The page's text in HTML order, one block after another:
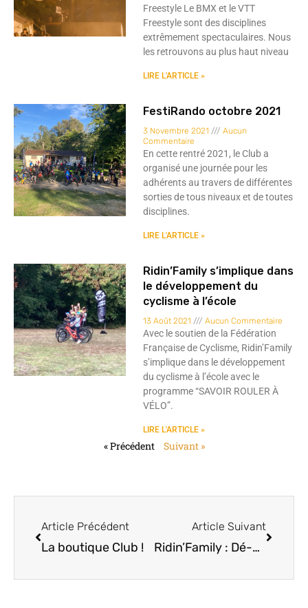
Freestyle Le BMX et le VTT
Freestyle sont des disciplines
extrêmement spectaculaires. Nous
les retrouvons au plus haut niveau
LIRE L'ARTICLE »
FestiRando octobre 2021
3 Novembre 2021
Aucun
Commentaire
En cette rentré 2021, le Club a
organisé une journée pour les
adhérents au travers de différentes
sorties de tous niveaux et de toutes
disciplines.
LIRE L'ARTICLE »
Ridin’Family s’implique dans
le développement du
cyclisme à l’école
13 Août 2021 Aucun Commentaire
Avec le soutien de la Fédération
Française de Cyclisme, Ridin’Family
s’implique dans le développement
du cyclisme à l’école avec le
programme “SAVOIR ROULER À
VÉLO”.
LIRE L'ARTICLE »
« Précédent Suivant »
Article Précédent
La boutique Club !
Article Suivant
Ridin’Family : Dé-confinement COVID-19 ?